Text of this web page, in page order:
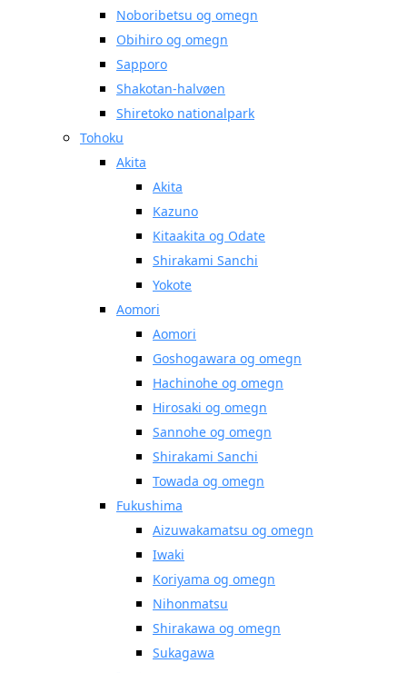
Noboribetsu og omegn
Obihiro og omegn
Sapporo
Shakotan-halvøen
Shiretoko nationalpark
Tohoku
Akita
Akita
Kazuno
Kitaakita og Odate
Shirakami Sanchi
Yokote
Aomori
Aomori
Goshogawara og omegn
Hachinohe og omegn
Hirosaki og omegn
Sannohe og omegn
Shirakami Sanchi
Towada og omegn
Fukushima
Aizuwakamatsu og omegn
Iwaki
Koriyama og omegn
Nihonmatsu
Shirakawa og omegn
Sukagawa